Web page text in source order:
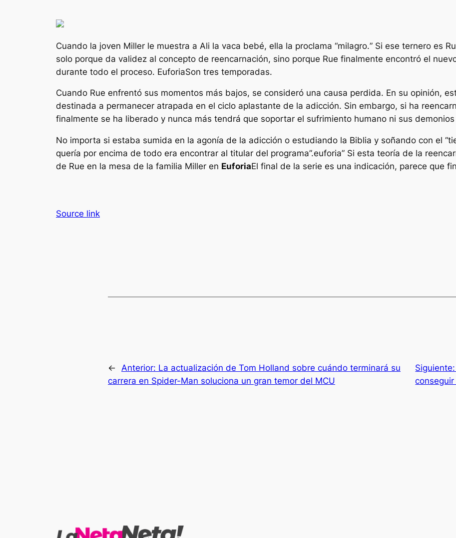
Cuando la joven Miller le muestra a Ali la vaca bebé, ella la proclama “milagro.” Si ese ternero es
solo porque da validez al concepto de reencarnación, sino porque Rue finalmente encontró el
durante todo el proceso. EuforiaSon tres temporadas.
Cuando Rue enfrentó sus momentos más bajos, se consideró una causa perdida. En su opinión,
destinada a permanecer atrapada en el ciclo aplastante de la adicción. Sin embargo, si ha
finalmente se ha liberado y nunca más tendrá que soportar el sufrimiento humano ni sus
No importa si estaba sumida en la agonía de la adicción o estudiando la Biblia y soñando con el “
quería por encima de todo era encontrar al titular del programa”.euforia” Si esta teoría de la
de Rue en la mesa de la familia Miller en EuforiaEl final de la serie es una indicación, parece que
Source link
← Anterior: La actualización de Tom Holland sobre cuándo terminará su
carrera en Spider-Man soluciona un gran temor del MCU